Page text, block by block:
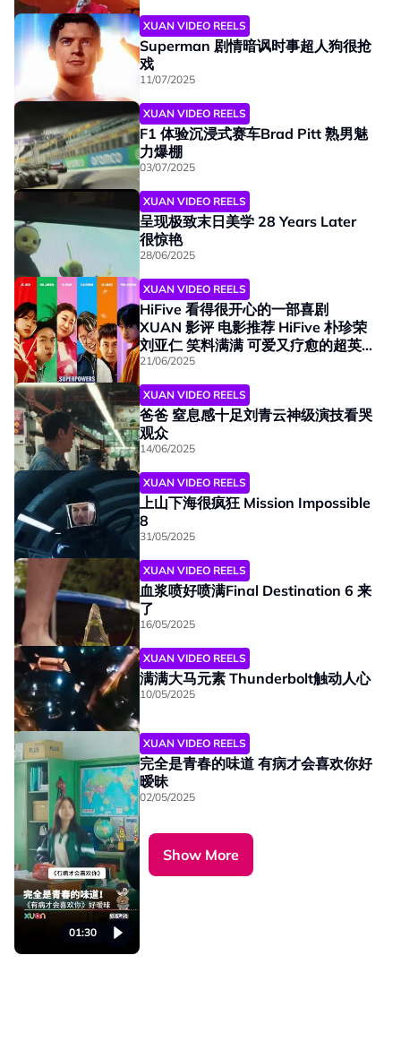
01:30
01:44
XUAN VIDEO REELS
Superman 剧情暗讽时事超人狗很抢
戏
11/07/2025
01:30
XUAN VIDEO REELS
F1 体验沉浸式赛车Brad Pitt 熟男魅
力爆棚
03/07/2025
01:30
XUAN VIDEO REELS
呈现极致末日美学 28 Years Later
很惊艳
28/06/2025
01:30
XUAN VIDEO REELS
HiFive 看得很开心的一部喜剧
XUAN 影评 电影推荐 HiFive 朴珍荣
刘亚仁 笑料满满 可爱又疗愈的超英
片
21/06/2025
01:30
XUAN VIDEO REELS
爸爸 窒息感十足刘青云神级演技看哭
观众
14/06/2025
01:30
XUAN VIDEO REELS
上山下海很疯狂 Mission Impossible
8
31/05/2025
01:30
XUAN VIDEO REELS
血浆喷好喷满Final Destination 6 来
了
16/05/2025
01:30
XUAN VIDEO REELS
满满大马元素 Thunderbolt触动人心
10/05/2025
01:30
XUAN VIDEO REELS
完全是青春的味道 有病才会喜欢你好
暧昧
02/05/2025
Show More